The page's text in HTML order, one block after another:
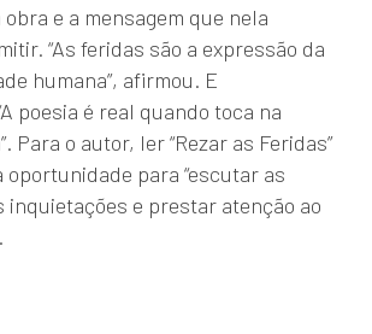
e a mensagem que nela
“As feridas são a expressão da
humana”, afirmou. E
poesia é real quando toca na
Para o autor, ler “Rezar as Feridas”
oportunidade para “escutar as
inquietações e prestar atenção ao